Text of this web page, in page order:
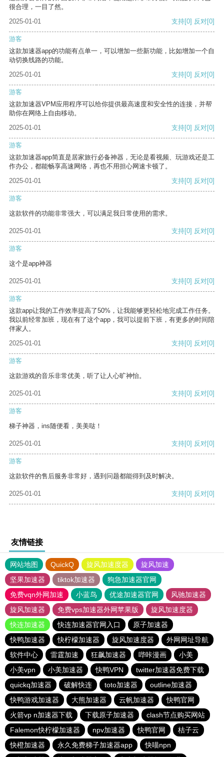
很合理，一目了然。
2025-01-01
支持[0] 反对[0]
游客
这款加速器app的功能有点单一，可以增加一些新功能，比如增加一个自
动切换线路的功能。
2025-01-01
支持[0] 反对[0]
游客
这款加速器VPM应用程序可以给你提供最高速度和安全性的连接，并帮
助你在网络上自由移动。
2025-01-01
支持[0] 反对[0]
游客
这款加速器app简直是居家旅行必备神器，无论是看视频、玩游戏还是工
作办公，都能畅享高速网络，再也不用担心网速卡顿了。
2025-01-01
支持[0] 反对[0]
游客
这款软件的功能非常强大，可以满足我日常使用的需求。
2025-01-01 支持[0] 反对[0]
游客
这个是app神器
2025-01-01 支持[0] 反对[0]
游客
这款app让我的工作效率提高了50%，让我能够更轻松地完成工作任务。
我以前经常加班，现在有了这个app，我可以提前下班，有更多的时间陪
伴家人。
2025-01-01
支持[0] 反对[0]
游客
这款游戏的音乐非常优美，听了让人心旷神怡。
2025-01-01 支持[0] 反对[0]
游客
梯子神器，ins随便看，美美哒！
2025-01-01 支持[0] 反对[0]
游客
这款软件的售后服务非常好，遇到问题都能得到及时解决。
2025-01-01 支持[0] 反对[0]
友情链接
网站地图 QuickQ 旋风加速度器
旋风加速
坚果加速器
tiktok加速器
狗急加速器官网
免费vqn外网加速
小蓝鸟 优途加速器官网
风驰加速器
旋风加速器
免费vps加速器外网苹果版
旋风加速度器
快连加速器
快连加速器官网入口
原子加速器
快鸭加速器
快柠檬加速器 旋风加速度器
外网网址导航
软件中心
雷霆加速 狂飙加速器 哔咔漫画
小美
小美vpn
小美加速器 快鸭VPN
twitter加速器免费下载
quickq加速器
破解快连 toto加速器
outline加速器
快鸭游戏加速器
大熊加速器 云帆加速器
快鸭官网
火箭vp n加速器下载
下载原子加速器
clash节点购买网站
Falemon快柠檬加速器
npv加速器 快鸭官网
桔子云
快橙加速器
永久免费梯子加速器app
快喵npn